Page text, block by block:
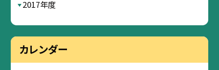
2017年度
カレンダー